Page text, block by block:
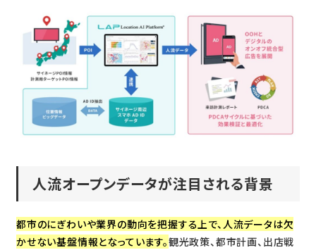
人流オープンデータが注目される背景
都市のにぎわいや業界の動向を把握する上で、人流データは欠
かせない基盤情報となっています。観光政策、都市計画、出店戦